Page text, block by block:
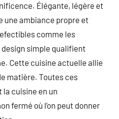
Élégante, légère et
une ambiance propre et
comme les
simple qualifient
Cette cuisine actuelle allie
matière. Toutes ces
cuisine en un
fermé où l’on peut donner